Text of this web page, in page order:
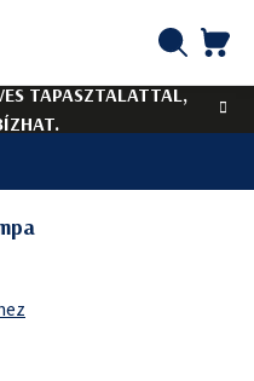
TAPASZTALATTAL,